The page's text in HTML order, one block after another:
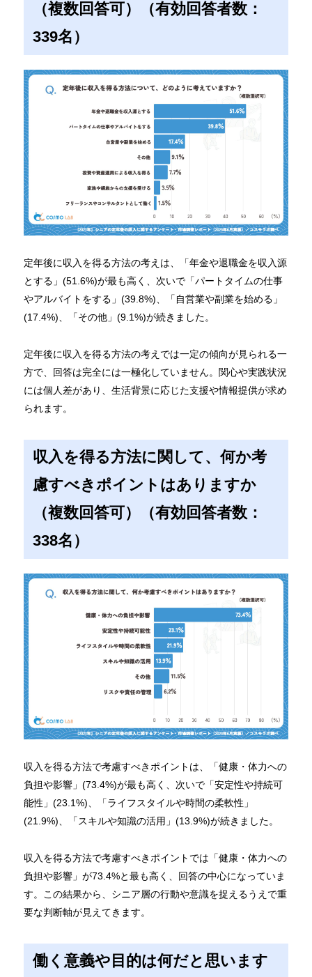
（複数回答可）（有効回答者数：
339名）
定年後に収入を得る方法の考えは、「年金や退職金を収入源
とする」(51.6%)が最も高く、次いで「パートタイムの仕事
やアルバイトをする」(39.8%)、「自営業や副業を始める」
(17.4%)、「その他」(9.1%)が続きました。
定年後に収入を得る方法の考えでは一定の傾向が見られる一
方で、回答は完全には一極化していません。関心や実践状況
には個人差があり、生活背景に応じた支援や情報提供が求め
られます。
収入を得る方法に関して、何か考
慮すべきポイントはありますか
（複数回答可）（有効回答者数：
338名）
収入を得る方法で考慮すべきポイントは、「健康・体力への
負担や影響」(73.4%)が最も高く、次いで「安定性や持続可
能性」(23.1%)、「ライフスタイルや時間の柔軟性」
(21.9%)、「スキルや知識の活用」(13.9%)が続きました。
収入を得る方法で考慮すべきポイントでは「健康・体力への
負担や影響」が73.4%と最も高く、回答の中心になっていま
す。この結果から、シニア層の行動や意識を捉えるうえで重
要な判断軸が見えてきます。
働く意義や目的は何だと思います